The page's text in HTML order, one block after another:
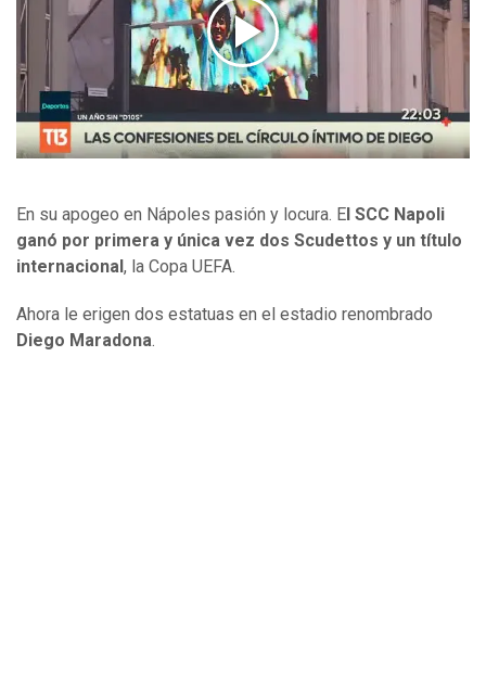
En su apogeo en Nápoles pasión y locura. El SCC Napoli
ganó por primera y única vez dos Scudettos y un título
internacional, la Copa UEFA.
Ahora le erigen dos estatuas en el estadio renombrado
Diego Maradona.